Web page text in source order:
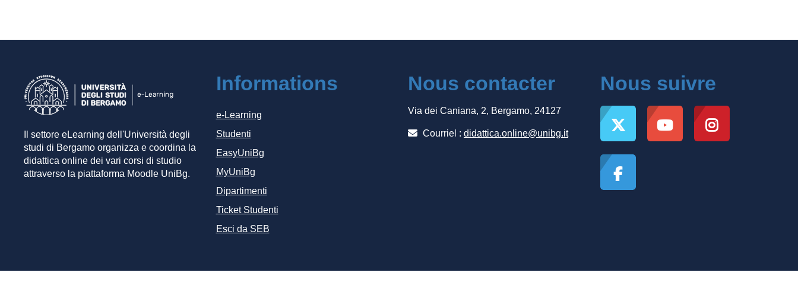
Il settore eLearning dell'Università degli
studi di Bergamo organizza e coordina la
didattica online dei vari corsi di studio
attraverso la piattaforma Moodle UniBg.
Informations
e-Learning
Studenti
EasyUniBg
MyUniBg
Dipartimenti
Ticket Studenti
Esci da SEB
Nous contacter
Via dei Caniana, 2, Bergamo, 24127
Courriel : didattica.online@unibg.it
Nous suivre